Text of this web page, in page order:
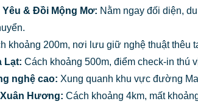
& Đồi Mộng Mơ: Nằm ngay đối diện,
khoảng 200m, nơi lưu giữ nghệ thuật thêu
Lạt: Cách khoảng 500m, điểm check-in thú
nghệ cao: Xung quanh khu vực đường
Hương: Cách khoảng 4km, mất